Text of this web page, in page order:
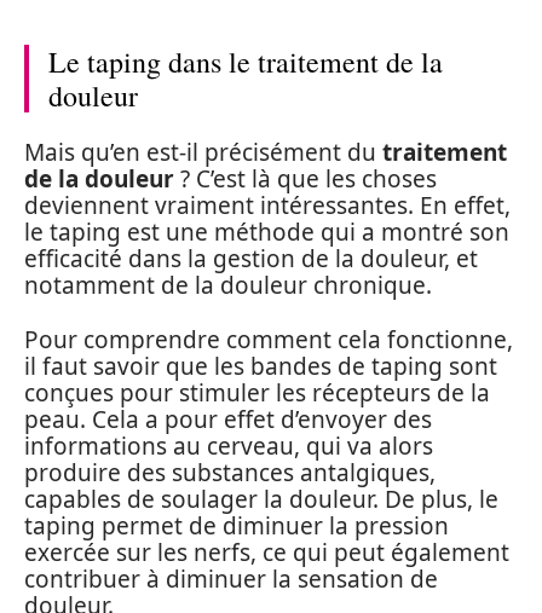
Le taping dans le traitement de la
douleur
Mais qu’en est-il précisément du traitement
de la douleur? C’est là que les choses
deviennent vraiment intéressantes. En effet,
le taping est une méthode qui a montré son
efficacité dans la gestion de la douleur, et
notamment de la douleur chronique.
Pour comprendre comment cela fonctionne,
il faut savoir que les bandes de taping sont
conçues pour stimuler les récepteurs de la
peau. Cela a pour effet d’envoyer des
informations au cerveau, qui va alors
produire des substances antalgiques,
capables de soulager la douleur. De plus, le
taping permet de diminuer la pression
exercée sur les nerfs, ce qui peut également
contribuer à diminuer la sensation de
douleur.